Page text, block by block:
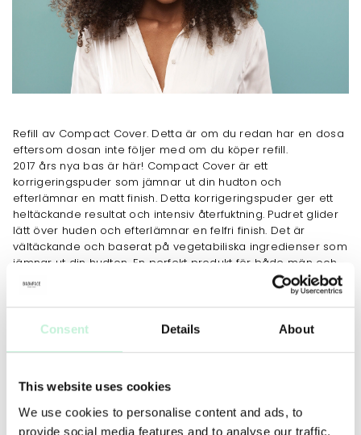
Consent Details About
This website uses cookies
We use cookies to personalise content and ads, to
provide social media features and to analyse our traffic.
Refill av Compact Cover. Detta är om du redan har en dosa
eftersom dosan inte följer med om du köper refill.
2017 års nya bas är här! Compact Cover är ett
korrigeringspuder som jämnar ut din hudton och
efterlämnar en matt finish. Detta korrigeringspuder ger ett
heltäckande resultat och intensiv återfuktning. Pudret glider
lätt över huden och efterlämnar en felfri finish. Det är
vältäckande och baserat på vegetabiliska ingredienser som
jämnar ut din hudton. En perfekt produkt för både män och
kvinnor.
ANVÄNDNING MER INFO
Kan användas i hela ansiktet som bas eller på utvalda